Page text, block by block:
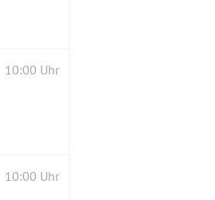
10:00 Uhr
10:00 Uhr